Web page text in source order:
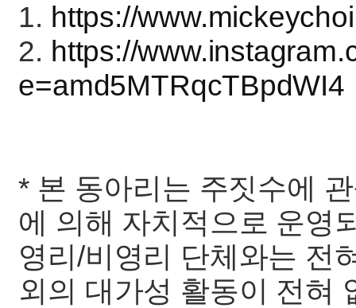
1. https://
2. https://
e=amd5MTRqcTBpdWI4
* 본 동아리는 주짓수에
에 의해 자치적으로 운영
영리/비영리 단체와는 전
외의 대가성 활동이 전혀